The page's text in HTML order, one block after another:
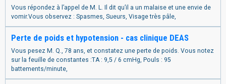
Vous répondez à l’appel de M. L. Il dit qu’il a un malaise et une envie de
vomir.Vous observez : Spasmes, Sueurs, Visage très pâle,
Perte de poids et hypotension - cas clinique DEAS
Vous pesez M. Q., 78 ans, et constatez une perte de poids. Vous notez
sur la feuille de constantes :TA : 9,5 / 6 cmHg, Pouls : 95
battements/minute,